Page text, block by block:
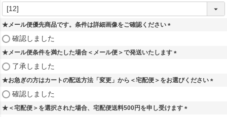
(
須
★メール便優先商品です。条件は詳細画像をご確認ください
須
確認しました
★メール便条件を満たした場合＜メール便＞で発送いたします
須
了承しました
★お急ぎの方はカートの配送方法「変更」から＜宅配便＞をお選びください
確認しました
★＜宅配便＞を選択された場合、宅配便送料500円を申し受けます